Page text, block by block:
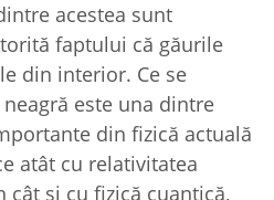
acestea sunt
faptului că găurile
din interior. Ce se
este una dintre
din fizică actuală
atât cu relativitatea
cât și cu fizică cuantică,